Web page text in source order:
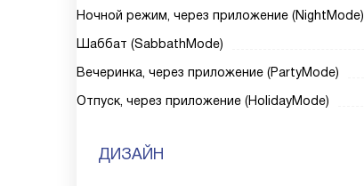
Ночной режим, через приложение (NightMode)
Шаббат (SabbathMode)
Вечеринка, через приложение (PartyMode)
Отпуск, через приложение (HolidayMode)
ДИЗАЙН